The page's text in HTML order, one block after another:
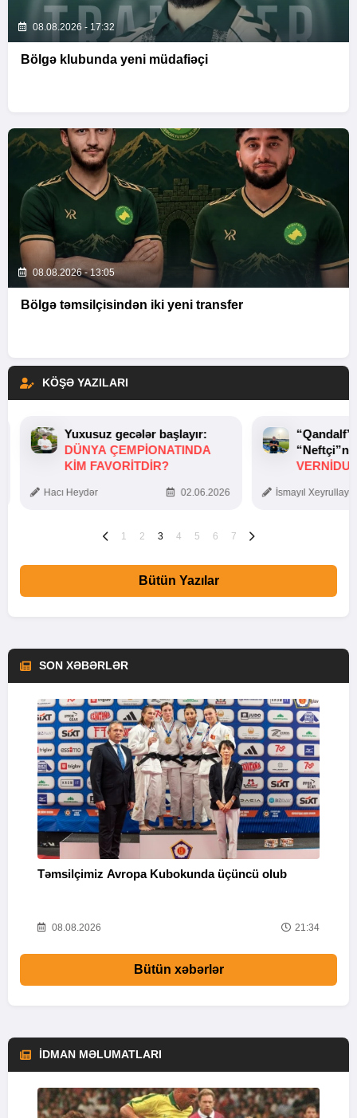
08.08.2026 - 17:32
Bölgə klubunda yeni müdafiəçi
08.08.2026 - 13:05
Bölgə təmsilçisindən iki yeni transfer
KÖŞƏ YAZILARI
Yuxusuz gecələr başlayır:
DÜNYA ÇEMPIONATINDA
KIM FAVORITDIR?
Hacı Heydər 02.06.2026 İsmayıl
1 2 3 4 5 6 7
Bütün Yazılar
SON XƏBƏRLƏR
Təmsilçimiz Avropa Kubokunda üçüncü olub
08.08.2026 21:34
Bütün xəbərlər
İDMAN MƏLUMATLARI